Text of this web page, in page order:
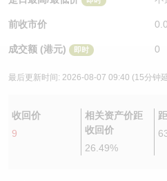
前收市价
成交额 (港元) 即时 0
最后更新时间: 2026-08-07 09:40 (15分钟
收回价
9
相关资产价距
收回价
26.49%
认股证/牛熊证日志
认股证文件及公告
牛熊证到期结算价查找
牛熊证分析仪
牛熊证文件及公告
中资ETFs溢价比较
AH 股价对照